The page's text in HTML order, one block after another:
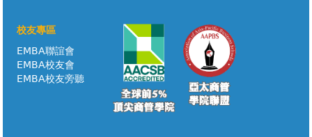
校友專區
EMBA聯誼會
EMBA校友會
EMBA校友旁聽